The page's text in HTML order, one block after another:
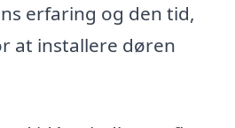
erfaring og den tid,
at installere døren